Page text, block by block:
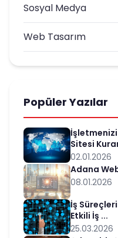
Sosyal Medya
Web Tasarım
Popüler Yazılar
Sitesi
02.01.2026
Adana
08.01.2026
İş
Etkili İş ...
25.03.2026